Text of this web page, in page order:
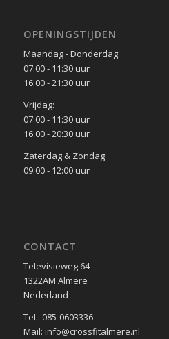
OPENINGSTIJDEN
Maandag - Donderdag:
07:00 - 11:30 uur
16:00 - 21:30 uur
Vrijdag:
07:00 - 11:30 uur
16:00 - 20:30 uur
Zaterdag & Zondag:
09:00 - 12:00 uur
CONTACT
Televisieweg 64
1322AM Almere
Nederland
Tel.: 085-0603336
Mail: info@crossfitalmere.nl